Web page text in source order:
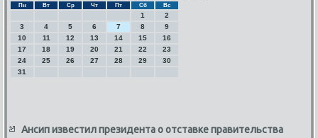
Пн Вт Ср Чт Пт Сб Вс
1
2
3
4 5 6 7 8
9
10
11 12 13 14 15
16
17
18 19 20 21 22
23
24
25 26 27 28 29
30
31
Ансип известил президента о отставке правительства